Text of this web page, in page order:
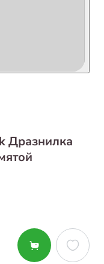
Дразнилка